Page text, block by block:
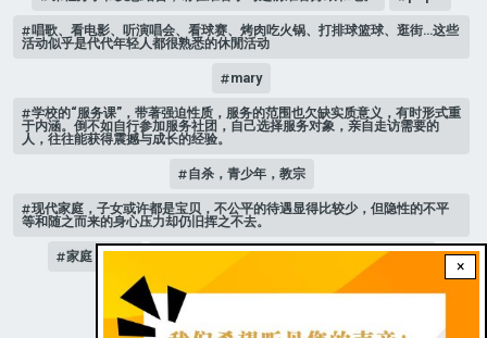
×
唱歌、看电影、听演唱会、看球赛、烤肉吃火锅、打排球篮球、逛街…这些
活动似乎是代代年轻人都很熟悉的休閒活动
mary
学校的“服务课”，带著强迫性质，服务的范围也欠缺实质意义，有时形式重
于内涵。倒不如自行参加服务社团，自己选择服务对象，亲自走访需要的
人，往往能获得震撼与成长的经验。
自杀，青少年，教宗
现代家庭，子女或许都是宝贝，不公平的待遇显得比较少，但隐性的不平
等和随之而来的身心压力却仍旧挥之不去。
家庭 # 课堂 是可以选择，少男少女想要当男人还是女人？
人际关系